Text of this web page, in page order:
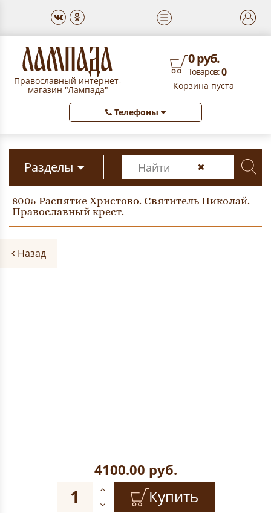
☰
Православный интернет-
магазин "Лампада"
0 руб.
Товаров:0
Корзина пуста
Телефоны
Разделы
8005 Распятие Христово. Святитель Николай.
Православный крест.
Назад
4100.00 руб.
Купить